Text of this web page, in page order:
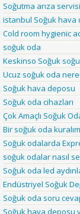
Soğutma arıza
istanbul Soğuk hava
Cold room hygienic
soğuk oda
Keskinso Soğuk
Ucuz soğuk oda
Soğuk hava deposu
Soğuk oda cihazları
Çok Amaçlı Soğuk
Bir soğuk oda
Soğuk odalarda
soğuk odalar nasıl
Soğuk oda led
Endüstriyel Soğuk
Soğuk oda soru
Soğuk hava deposu